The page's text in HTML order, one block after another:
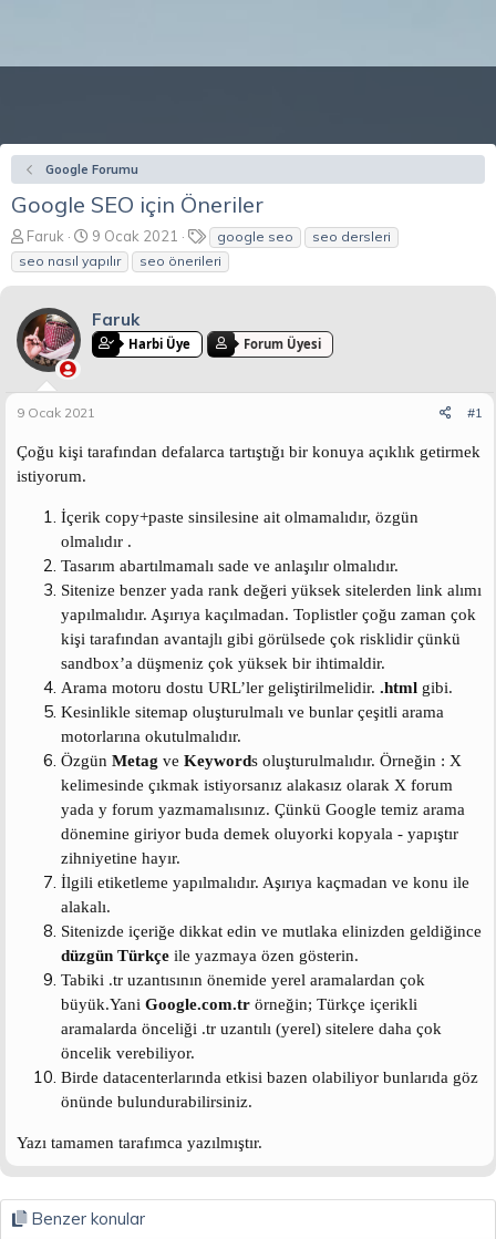
Google Forumu
Google SEO için Öneriler
K
o
n
u
y
u
b
a
ş
a
t
Faruk
B
a
ş
a
n
g
ç
t
r
i
9 Ocak 2021
E
t
i
t
l
r
google seo
seo dersleri
seo nasıl yapılır
seo önerileri
Faruk
Harbi Üye Forum Üyesi
9 Ocak 2021 #1
Çoğu kişi tarafından defalarca tartıştığı bir konuya açıklık getirmek
istiyorum.
İçerik copy+paste sinsilesine ait olmamalıdır, özgün
olmalıdır .
Tasarım abartılmamalı sade ve anlaşılır olmalıdır.
Sitenize benzer yada rank değeri yüksek sitelerden link alımı
yapılmalıdır. Aşırıya kaçılmadan. Toplistler çoğu zaman çok
kişi tarafından avantajlı gibi görülsede çok risklidir çünkü
sandbox’a düşmeniz çok yüksek bir ihtimaldir.
Arama motoru dostu URL’ler geliştirilmelidir. .html gibi.
Kesinlikle sitemap oluşturulmalı ve bunlar çeşitli arama
motorlarına okutulmalıdır.
Özgün Metag ve Keywords oluşturulmalıdır. Örneğin : X
kelimesinde çıkmak istiyorsanız alakasız olarak X forum
yada y forum yazmamalısınız. Çünkü Google temiz arama
dönemine giriyor buda demek oluyorki kopyala - yapıştır
zihniyetine hayır.
İlgili etiketleme yapılmalıdır. Aşırıya kaçmadan ve konu ile
alakalı.
Sitenizde içeriğe dikkat edin ve mutlaka elinizden geldiğince
düzgün Türkçe ile yazmaya özen gösterin.
Tabiki .tr uzantısının önemide yerel aramalardan çok
büyük.Yani Google.com.tr örneğin; Türkçe içerikli
aramalarda önceliği .tr uzantılı (yerel) sitelere daha çok
öncelik verebiliyor.
Birde datacenterlarında etkisi bazen olabiliyor bunlarıda göz
önünde bulundurabilirsiniz.
Yazı tamamen tarafımca yazılmıştır.
Benzer konular